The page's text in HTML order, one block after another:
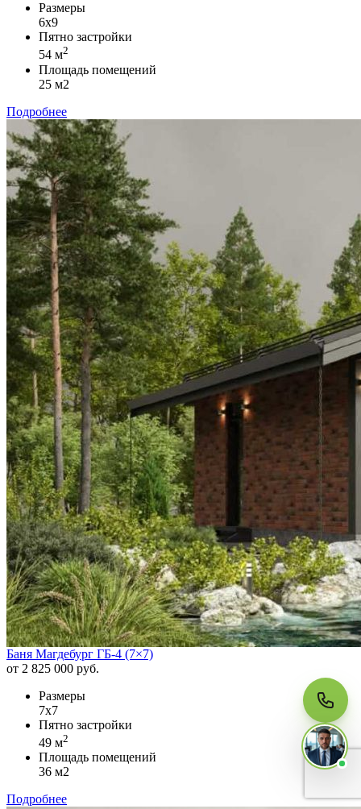
Размеры
6x9
Пятно застройки
54 м2
Площадь помещений
25 м2
Подробнее
Баня Магдебург ГБ-4 (7×7)
от 2 825 000 руб.
Размеры
7x7
Пятно застройки
49 м2
Площадь помещений
36 м2
Подробнее
МЫ НА СВЯЗИ
Пишите нам
Онлайн · ответим за 5 минут
в рабочее время
Telegram
WhatsApp